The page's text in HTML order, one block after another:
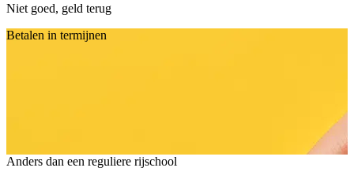
Niet goed, geld terug
Betalen in termijnen
Anders dan een reguliere rijschool